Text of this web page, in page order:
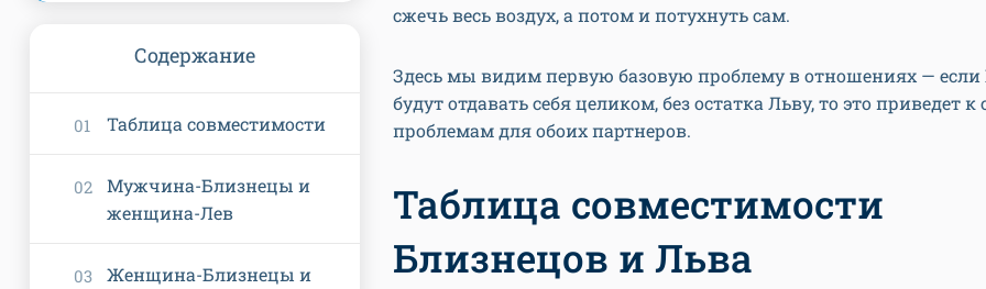
сжечь весь воздух, а потом и потухнуть сам.
Здесь мы видим первую базовую проблему в отношениях —
будут отдавать себя целиком, без остатка Льву, то это приведет
проблемам для обоих партнеров.
Таблица совместимости
Близнецов и Льва
Содержание
Таблица совместимости
Мужчина-Близнецы и
женщина-Лев
Женщина-Близнецы и